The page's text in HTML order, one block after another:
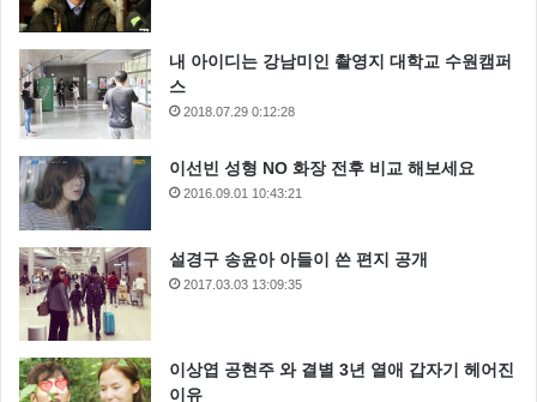
내 아이디는 강남미인 촬영지 대학교 수원캠퍼
스
2018.07.29 0:12:28
이선빈 성형 NO 화장 전후 비교 해보세요
2016.09.01 10:43:21
설경구 송윤아 아들이 쓴 편지 공개
2017.03.03 13:09:35
이상엽 공현주 와 결별 3년 열애 갑자기 헤어진
이유